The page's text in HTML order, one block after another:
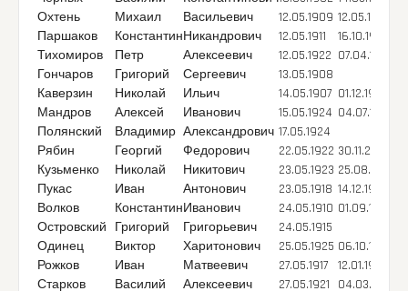
Охтень
Михаил Васильевич 12.05.1909 12.05.1944
Паршаков
КонстантинНикандрович 12.05.1911
16.10.1944
Тихомиров
Петр Алексеевич 12.05.1922 07.04.1945
Гончаров
Григорий Сергеевич
13.05.1908
Каверзин
Николай Ильич 14.05.1907 01.12.1943
Мандров
Алексей Иванович 15.05.1924 04.07.1944
Полянский
Владимир Александрович 17.05.1924
Рябин
Георгий Федорович 22.05.1922 30.11.2007
Кузьменко
Николай Никитович 23.05.1923 25.08.1990
Пукас
Иван Антонович 23.05.1918 14.12.1944
Волков
КонстантинИванович 24.05.1910 01.09.1942
Островский
Григорий Григорьевич
24.05.1915
Одинец
Виктор Харитонович 25.05.1925 06.10.1944
Рожков
Иван Матвеевич 27.05.1917
12.01.1945
Старков
Василий Алексеевич 27.05.1921 04.03.1945